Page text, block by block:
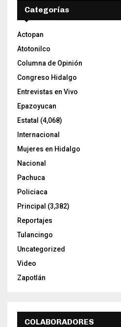
Categorías
Actopan
Atotonilco
Columna de Opinión
Congreso Hidalgo
Entrevistas en Vivo
Epazoyucan
Estatal (4,068)
Internacional
Mujeres en Hidalgo
Nacional
Pachuca
Policiaca
Principal (3,382)
Reportajes
Tulancingo
Uncategorized
Video
Zapotlán
COLABORADORES